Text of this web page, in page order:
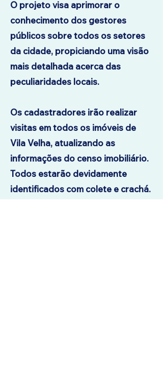
O projeto visa aprimorar o
conhecimento dos gestores
públicos sobre todos os setores
da cidade, propiciando uma visão
mais detalhada acerca das
peculiaridades locais.
Os cadastradores irão realizar
visitas em todos os imóveis de
Vila Velha, atualizando as
informações do censo imobiliário.
Todos estarão devidamente
identificados com colete e crachá.